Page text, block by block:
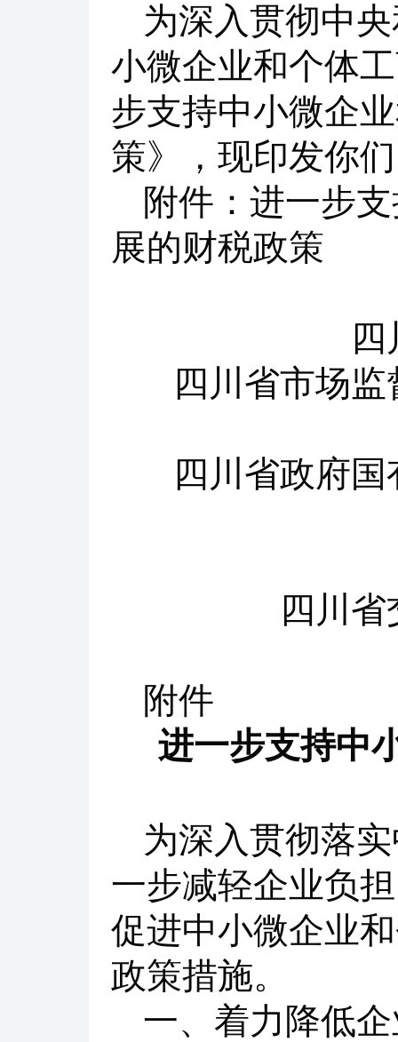
为深入贯彻中
小微企业和个体
步支持中小微企
策》，现印发你
附件：进一步
展的财税政策
四川省市场
四川省政府
四川
附件
进一步支持中
为深入贯彻落
一步减轻企业负
促进中小微企业
政策措施。
一、着力降低